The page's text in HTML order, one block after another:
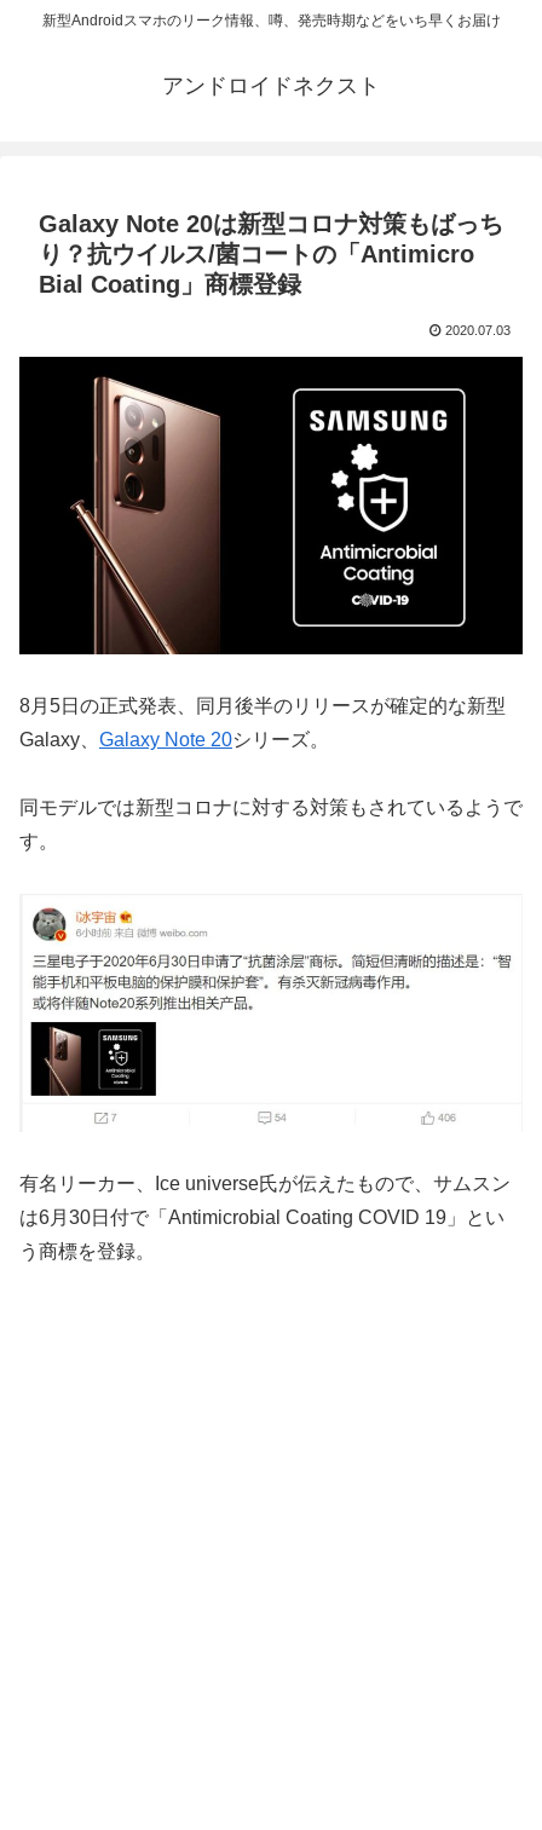
新型Androidスマホのリーク情報、噂、発売時期などをいち早くお届け
アンドロイドネクスト
Galaxy Note 20は新型コロナ対策もばっち
り？抗ウイルス/菌コートの「Antimicro
Bial Coating」商標登録
2020.07.03
8月5日の正式発表、同月後半のリリースが確定的な新型
Galaxy、 Galaxy Note 20シリーズ。
同モデルでは新型コロナに対する対策もされているようで
す。
有名リーカー、Ice universe氏が伝えたもので、サムスン
は6月30日付で「Antimicrobial Coating COVID 19」とい
う商標を登録。